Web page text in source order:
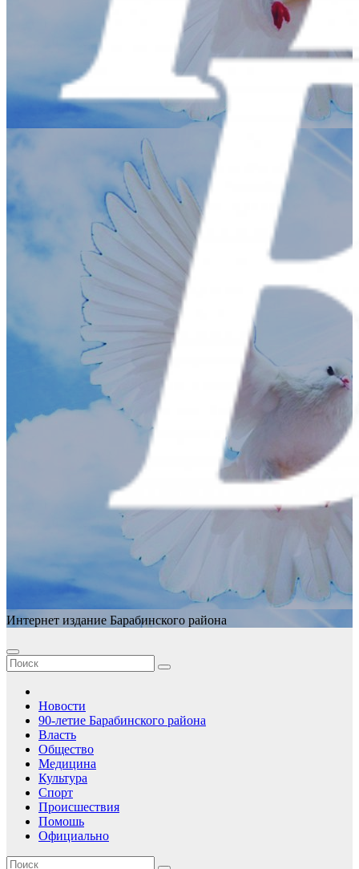
Интернет издание Барабинского района
Новости
90-летие Барабинского района
Власть
Общество
Медицина
Культура
Спорт
Происшествия
Помошь
Официально